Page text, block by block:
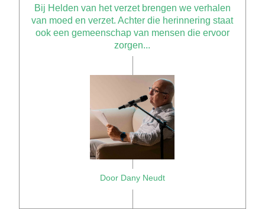
Bij Helden van het verzet brengen we verhalen
van moed en verzet. Achter die herinnering staat
ook een gemeenschap van mensen die ervoor
zorgen...
Door Dany Neudt